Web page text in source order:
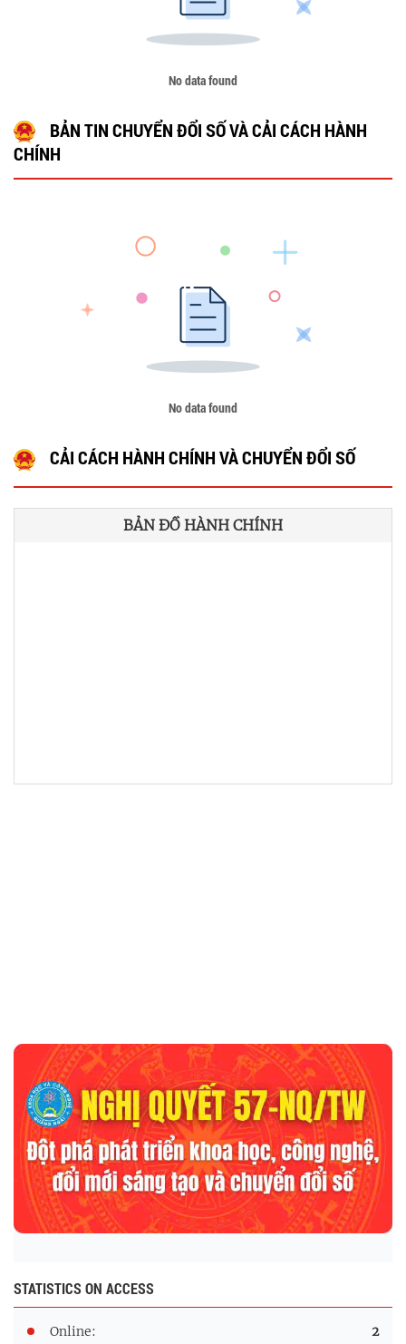
No data found
BẢN TIN CHUYỂN ĐỔI SỐ VÀ CẢI CÁCH HÀNH
CHÍNH
No data found
CẢI CÁCH HÀNH CHÍNH VÀ CHUYỂN ĐỔI SỐ
BẢN ĐỒ HÀNH CHÍNH
STATISTICS ON ACCESS
Online: 2